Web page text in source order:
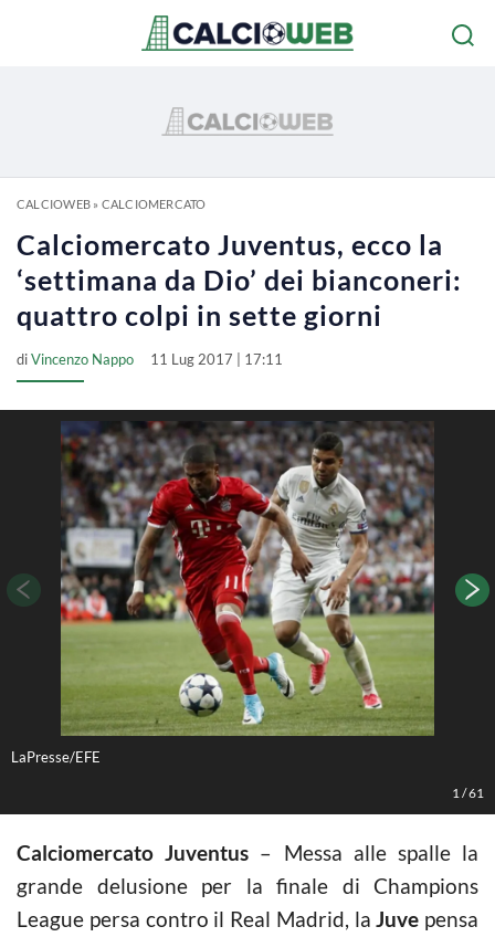
CALCIOWEB» CALCIOMERCATO
Calciomercato Juventus, ecco la
‘settimana da Dio’ dei bianconeri:
quattro colpi in sette giorni
diVincenzo Nappo 11 Lug 2017 | 17:11
LaPresse/EFE
1 /61
Calciomercato Juventus – Messa alle spalle la
grande delusione per la finale di Champions
League persa contro il Real Madrid, laJuve pensa